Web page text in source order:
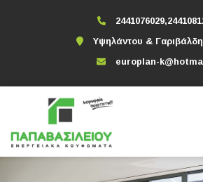
Υψηλάντου &
europlan-